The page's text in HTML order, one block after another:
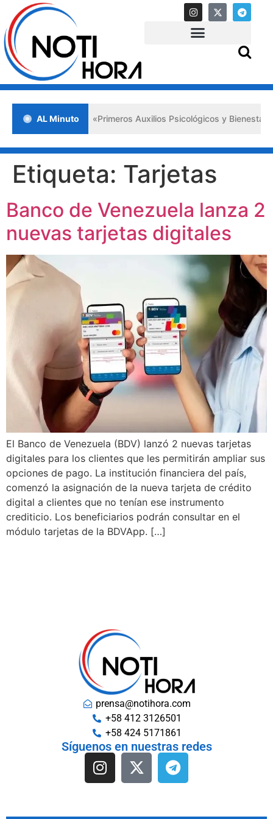
AL Minuto
en Lara impulsa los «Primeros Auxilios Psicológicos y Bienestar
Etiqueta: Tarjetas
Banco de Venezuela lanza 2
nuevas tarjetas digitales
El Banco de Venezuela (BDV) lanzó 2 nuevas tarjetas
digitales para los clientes que les permitirán ampliar sus
opciones de pago. La institución financiera del país,
comenzó la asignación de la nueva tarjeta de crédito
digital a clientes que no tenían ese instrumento
crediticio. Los beneficiarios podrán consultar en el
módulo tarjetas de la BDVApp. […]
prensa@notihora.com
+58 412 3126501
+58 424 5171861
Síguenos en nuestras redes